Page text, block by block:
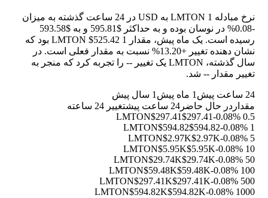
نرخ مبادله 1 LMTON به USD در 24 ساعت گذشته به میزان
-0.08%
در نوسان بوده و به حداکثر $595.81 و به $593.58
رسیده است. یک ماه پیش، مقدار 1 LMTON $525.42 بود که
نشان دهنده تغییر +13.20%
نسبت به مقدار فعلی است. در
سال گذشته، LMTON یک تغییر
-- را تجربه کرد که منجر به
تغییر مقدار -- شد.
24 ساعت پیش 1 ماه پیش
1 سال پیش
مقدار در حال حاضر 24 ساعت پیش
تغییر 24 ساعته
0.5 LMTON
$297.41$297.41-0.08%
1 LMTON
$594.82$594.82-0.08%
5 LMTON
$2.97K$2.97K-0.08%
10 LMTON
$5.95K$5.95K-0.08%
50 LMTON
$29.74K$29.74K-0.08%
100 LMTON
$59.48K$59.48K-0.08%
500 LMTON
$297.41K$297.41K-0.08%
1000 LMTON
$594.82K$594.82K-0.08%